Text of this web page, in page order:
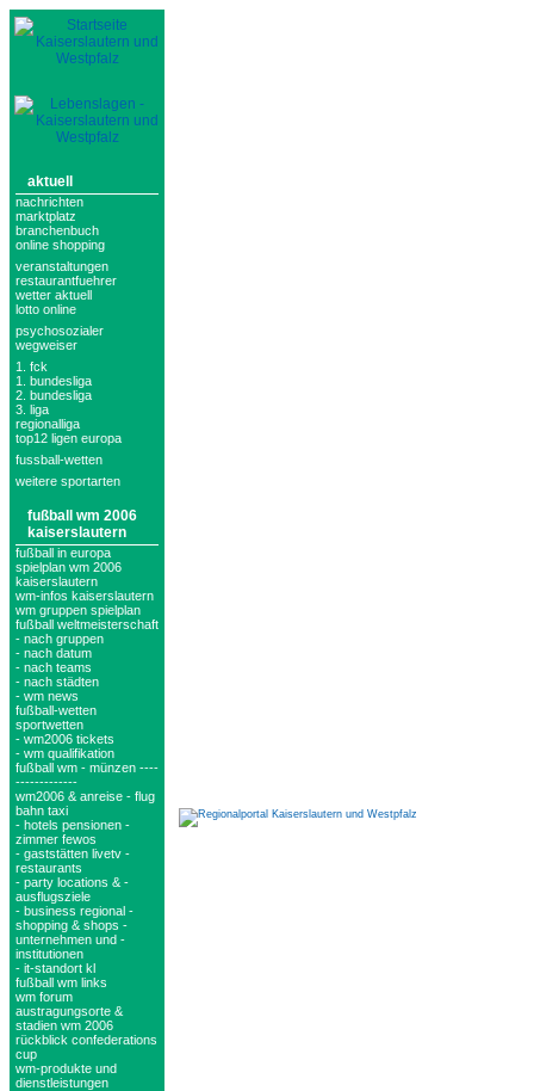
aktuell
nachrichten
marktplatz
branchenbuch
online shopping
veranstaltungen
restaurantfuehrer
wetter aktuell
lotto online
psychosozialer
wegweiser
1. fck
1. bundesliga
2. bundesliga
3. liga
regionalliga
top12 ligen europa
fussball-wetten
weitere sportarten
fußball wm 2006
kaiserslautern
fußball in europa
spielplan wm 2006
kaiserslautern
wm-infos kaiserslautern
wm gruppen spielplan
fußball weltmeisterschaft
- nach gruppen
- nach datum
- nach teams
- nach städten
- wm news
fußball-wetten
sportwetten
- wm2006 tickets
- wm qualifikation
fußball wm - münzen ----
-------------
wm2006 & anreise - flug
bahn taxi
- hotels pensionen -
zimmer fewos
- gaststätten livetv -
restaurants
- party locations & -
ausflugsziele
- business regional -
shopping & shops -
unternehmen und -
institutionen
- it-standort kl
fußball wm links
wm forum
austragungsorte &
stadien wm 2006
rückblick confederations
cup
wm-produkte und
dienstleistungen